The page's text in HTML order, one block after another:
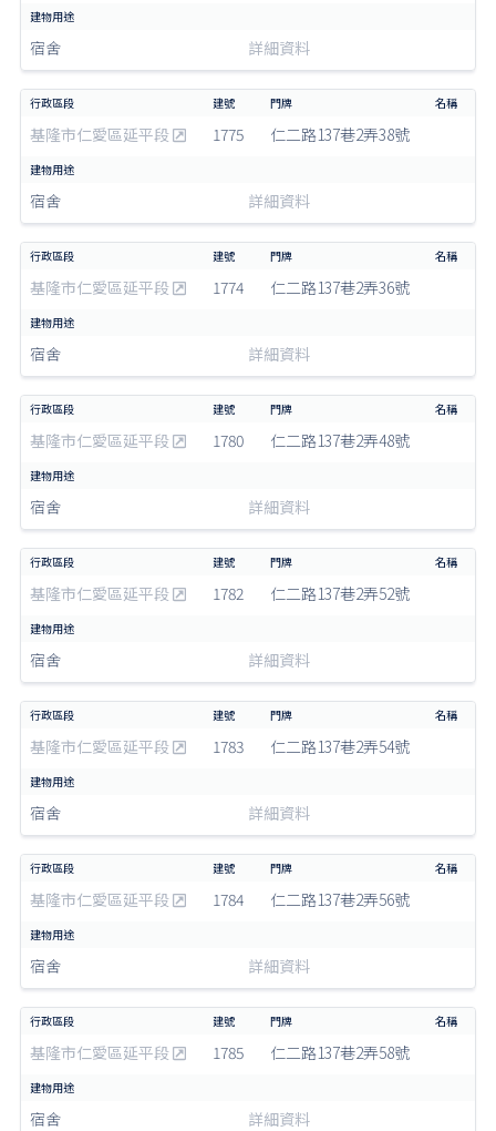
宿舍 詳細資料
基隆市仁愛區延平段 1775 仁二路137巷2弄38號
宿舍 詳細資料
基隆市仁愛區延平段 1774 仁二路137巷2弄36號
宿舍 詳細資料
基隆市仁愛區延平段 1780 仁二路137巷2弄48號
宿舍 詳細資料
基隆市仁愛區延平段 1782 仁二路137巷2弄52號
宿舍 詳細資料
基隆市仁愛區延平段 1783 仁二路137巷2弄54號
宿舍 詳細資料
基隆市仁愛區延平段 1784 仁二路137巷2弄56號
宿舍 詳細資料
基隆市仁愛區延平段 1785 仁二路137巷2弄58號
宿舍 詳細資料